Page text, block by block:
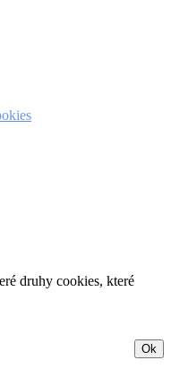
druhy cookies, které
Ok